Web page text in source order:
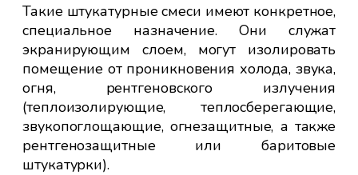
Такие штукатурные смеси имеют конкретное,
специальное назначение. Они служат
экранирующим слоем, могут изолировать
помещение от проникновения холода, звука,
огня, рентгеновского излучения
(теплоизолирующие, теплосберегающие,
звукопоглощающие, огнезащитные, а также
рентгенозащитные или баритовые
штукатурки).